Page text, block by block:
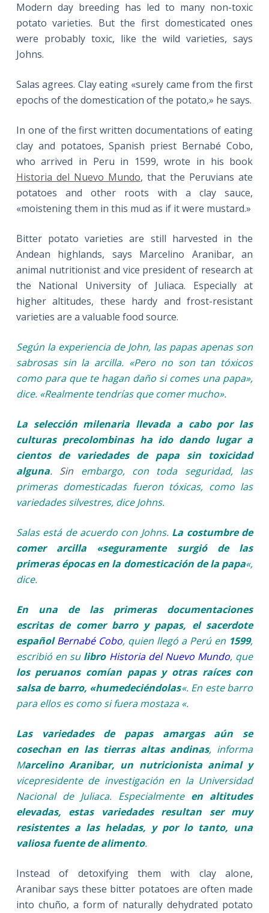
Modern day breeding has led to many non-toxic
potato varieties. But the first domesticated ones
were probably toxic, like the wild varieties, says
Johns.
Salas agrees. Clay eating «surely came from the first
epochs of the domestication of the potato,» he says.
In one of the first written documentations of eating
clay and potatoes, Spanish priest Bernabé Cobo,
who arrived in Peru in 1599, wrote in his book
Historia del Nuevo Mundo, that the Peruvians ate
potatoes and other roots with a clay sauce,
«moistening them in this mud as if it were mustard.»
Bitter potato varieties are still harvested in the
Andean highlands, says Marcelino Aranibar, an
animal nutritionist and vice president of research at
the National University of Juliaca. Especially at
higher altitudes, these hardy and frost-resistant
varieties are a valuable food source.
Según la experiencia de John, las papas apenas son
sabrosas sin la arcilla. «Pero no son tan tóxicos
como para que te hagan daño si comes una papa»,
dice. «Realmente tendrías que comer mucho».
La selección milenaria llevada a cabo por las
culturas precolombinas ha ido dando lugar a
cientos de variedades de papa sin toxicidad
alguna. Sin embargo, con toda seguridad, las
primeras domesticadas fueron tóxicas, como las
variedades silvestres, dice Johns.
Salas está de acuerdo con Johns. La costumbre de
comer arcilla «seguramente surgió de las
primeras épocas en la domesticación de la papa«,
dice.
En una de las primeras documentaciones
escritas de comer barro y papas, el sacerdote
españolBernabé Cobo, quien llegó a Perú en 1599,
escribió en su libro Historia del Nuevo Mundo, que
los peruanos comían papas y otras raíces con
salsa de barro, «humedeciéndolas«. En este barro
para ellos es como si fuera mostaza «.
Las variedades de papas amargas aún se
cosechan en las tierras altas andinas, informa
Marcelino Aranibar, un nutricionista animal y
vicepresidente de investigación en la Universidad
Nacional de Juliaca. Especialmente en altitudes
elevadas, estas variedades resultan ser muy
resistentes a las heladas, y por lo tanto, una
valiosa fuente de alimento.
Instead of detoxifying them with clay alone,
Aranibar says these bitter potatoes are often made
into chuño, a form of naturally dehydrated potato